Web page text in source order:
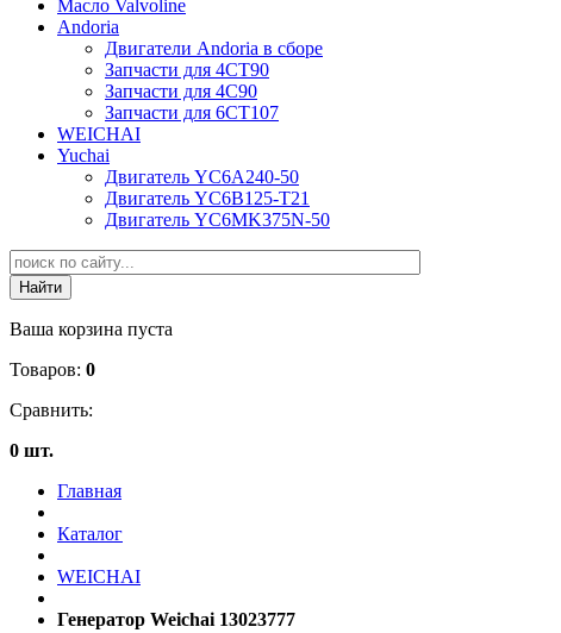
Масло Valvoline
Andoria
Двигатели Andoria в сборе
Запчасти для 4CT90
Запчасти для 4С90
Запчасти для 6CT107
WEICHAI
Yuchai
Двигатель YC6A240-50
Двигатель YC6B125-T21
Двигатель YC6MK375N-50
Ваша корзина пуста
Товаров: 0
Сравнить:
0 шт.
Главная
Каталог
WEICHAI
Генератор Weichai 13023777